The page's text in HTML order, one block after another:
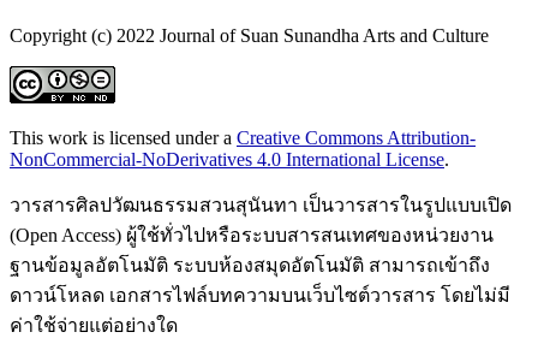
Copyright (c) 2022 Journal of Suan Sunandha Arts and Culture
This work is licensed under a Creative Commons Attribution-
NonCommercial-NoDerivatives 4.0 International License.
วารสารศิลปวัฒนธรรมสวนสุนันทา เป็นวารสารในรูปแบบเปิด
(Open Access) ผู้ใช้ทั่วไปหรือระบบสารสนเทศของหน่วยงาน
ฐานข้อมูลอัตโนมัติ ระบบห้องสมุดอัตโนมัติ สามารถเข้าถึง
ดาวน์โหลด เอกสารไฟล์บทความบนเว็บไซต์วารสาร โดยไม่มี
ค่าใช้จ่ายแต่อย่างใด